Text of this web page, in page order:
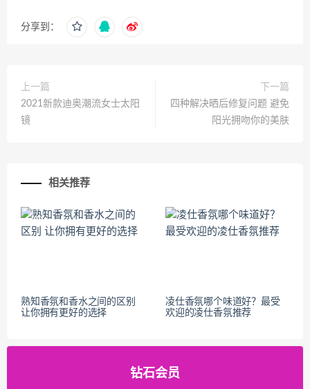
分享到：
上一篇
2021新款迪奥潮流女士太阳
镜
下一篇
四种解决晒后修复问题 避免
阳光拥吻你的美肤
相关推荐
熟知香氛和香水之间的区别
让你拥有更好的选择
凌仕香氛哪个味道好？最受
欢迎的凌仕香氛推荐
钻石会员